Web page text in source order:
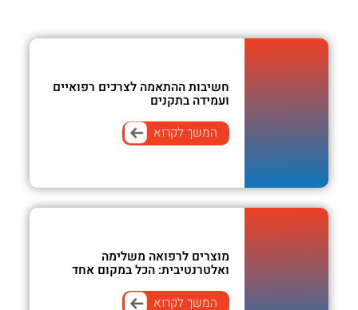
חשיבות ההתאמה לצרכים רפואיים
ועמידה בתקנים
המשך לקרוא
מוצרים לרפואה משלימה
ואלטרנטיבית: הכל במקום אחד
המשך לקרוא